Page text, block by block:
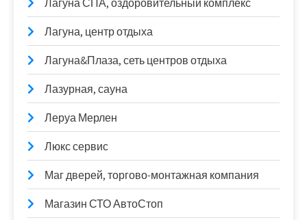
Лагуна, центр отдыха
Лагуна&Плаза, сеть центров отдыха
Лазурная, сауна
Леруа Мерлен
Люкс сервис
Маг дверей, торгово-монтажная компания
Магазин СТО АвтоСтоп